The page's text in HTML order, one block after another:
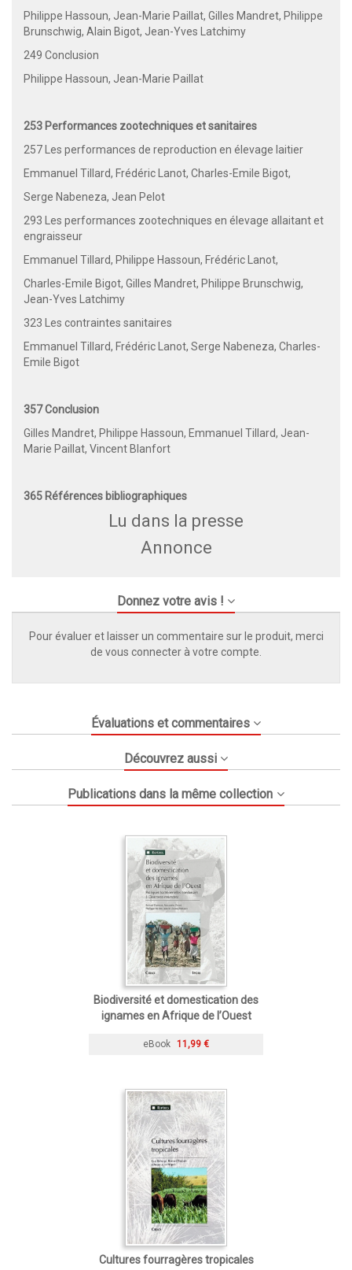
Philippe Hassoun, Jean-Marie Paillat, Gilles Mandret, Philippe
Brunschwig, Alain Bigot, Jean-Yves Latchimy
249 Conclusion
Philippe Hassoun, Jean-Marie Paillat
253 Performances zootechniques et sanitaires
257 Les performances de reproduction en élevage laitier
Emmanuel Tillard, Frédéric Lanot, Charles-Emile Bigot,
Serge Nabeneza, Jean Pelot
293 Les performances zootechniques en élevage allaitant et
engraisseur
Emmanuel Tillard, Philippe Hassoun, Frédéric Lanot,
Charles-Emile Bigot, Gilles Mandret, Philippe Brunschwig,
Jean-Yves Latchimy
323 Les contraintes sanitaires
Emmanuel Tillard, Frédéric Lanot, Serge Nabeneza, Charles-
Emile Bigot
357 Conclusion
Gilles Mandret, Philippe Hassoun, Emmanuel Tillard, Jean-
Marie Paillat, Vincent Blanfort
365 Références bibliographiques
Lu dans la presse
Annonce
Donnez votre avis !
Pour évaluer et laisser un commentaire sur le produit, merci
de vous connecter à votre compte.
Évaluations et commentaires
Découvrez aussi
Publications dans la même collection
Biodiversité et domestication des
ignames en Afrique de l’Ouest
eBook 11,99 €
Cultures fourragères tropicales